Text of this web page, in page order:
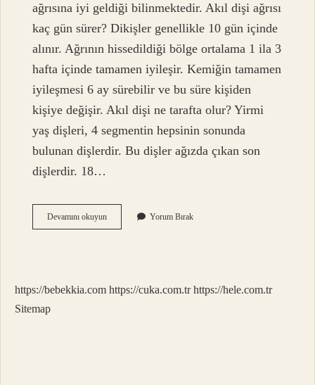
ağrısına iyi geldiği bilinmektedir. Akıl dişi ağrısı
kaç gün sürer? Dikişler genellikle 10 gün içinde
alınır. Ağrının hissedildiği bölge ortalama 1 ila 3
hafta içinde tamamen iyileşir. Kemiğin tamamen
iyileşmesi 6 ay sürebilir ve bu süre kişiden
kişiye değişir. Akıl dişi ne tarafta olur? Yirmi
yaş dişleri, 4 segmentin hepsinin sonunda
bulunan dişlerdir. Bu dişler ağızda çıkan son
dişlerdir. 18…
Devamını okuyunAkıl
Dişi
Yorum Bırak
https://bebekkia.com https://cuka.com.tr https://hele.com.tr
Sitemap